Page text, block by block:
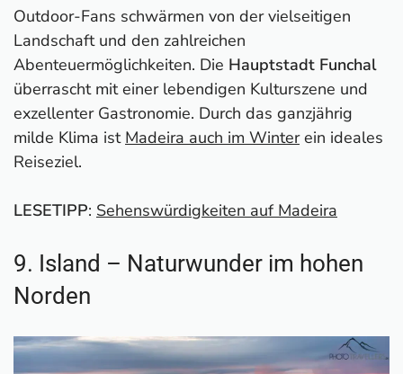
Outdoor-Fans schwärmen von der vielseitigen
Landschaft und den zahlreichen
Abenteuermöglichkeiten. Die Hauptstadt Funchal
überrascht mit einer lebendigen Kulturszene und
exzellenter Gastronomie. Durch das ganzjährig
milde Klima ist Madeira auch im Winterein ideales
Reiseziel.
LESETIPP: Sehenswürdigkeiten auf Madeira
9. Island – Naturwunder im hohen
Norden